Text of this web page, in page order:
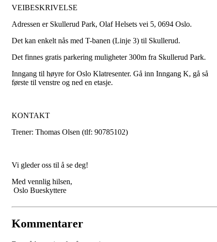
VEIBESKRIVELSE
Adressen er Skullerud Park, Olaf Helsets vei 5, 0694 Oslo.
Det kan enkelt nås med T-banen (Linje 3) til Skullerud.
Det finnes gratis parkering muligheter 300m fra Skullerud Park.
Inngang til høyre for Oslo Klatresenter. Gå inn Inngang K, gå så
første til venstre og ned en etasje.
KONTAKT
Trener: Thomas Olsen (tlf: 90785102)
Vi gleder oss til å se deg!
Med vennlig hilsen,
Oslo Bueskyttere
Kommentarer